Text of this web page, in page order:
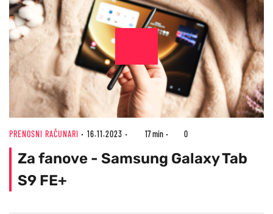
PRENOSNI RAČUNARI 16.11.2023 17 min 0
Za fanove - Samsung Galaxy Tab
S9 FE+